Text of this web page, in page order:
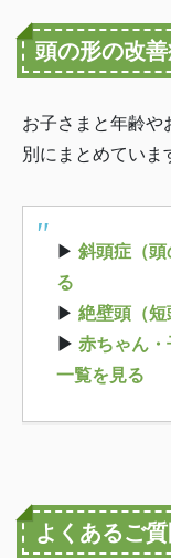
頭の形の改
お子さまと年齢や
別にまとめていま
▶ 斜頭症（
る
▶ 絶壁頭（
▶ 赤ちゃん・
一覧を見る
よくあるご質